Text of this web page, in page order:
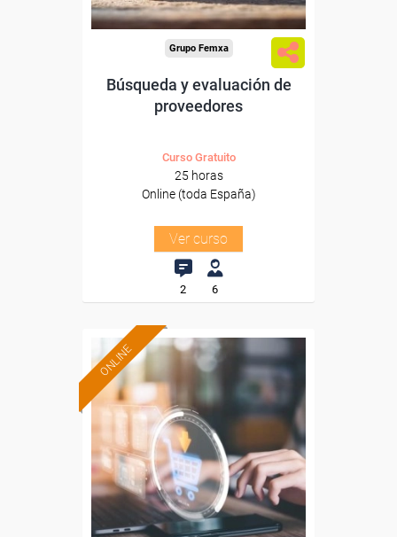
Grupo Femxa
Búsqueda y evaluación de
proveedores
Curso Gratuito
25 horas
Online (toda España)
Ver curso
2 6
ONLINE
Formación 100%
subvencionada.
Para desempleados,
trabajadores y autónomos.
Sector
-Grandes Almacenes.